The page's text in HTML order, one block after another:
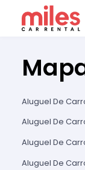
Aluguel De
Aluguel De
Aluguel De
Aluguel De